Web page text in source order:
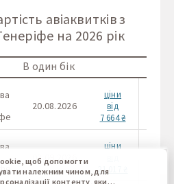
авіаквитків з
на 2026 рік
В один бік
20.08.2026
ціни
від
7 664 ₴
03.09.2026
ціни
21 017 ₴
щоб допомогти
належним чином, для
контенту, який